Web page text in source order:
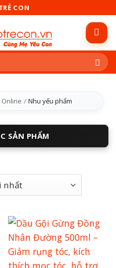
CON
Online / Nhu yếu phẩm
SẢN PHẨM